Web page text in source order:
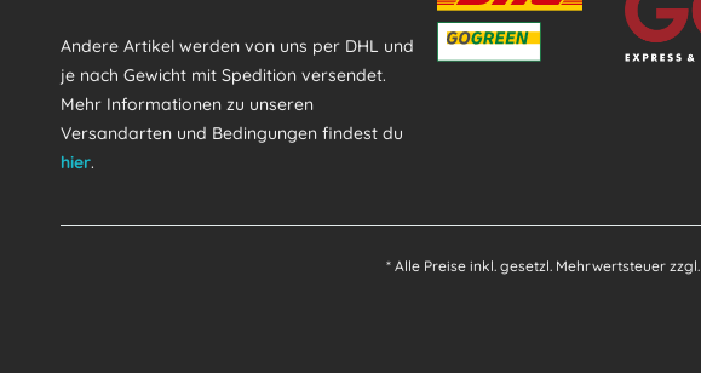
Andere Artikel werden von uns per DHL und
je nach Gewicht mit Spedition versendet.
Mehr Informationen zu unseren
Versandarten und Bedingungen findest du
hier.
* Alle Preise inkl. gesetzl. Mehrwertsteuer zzgl.